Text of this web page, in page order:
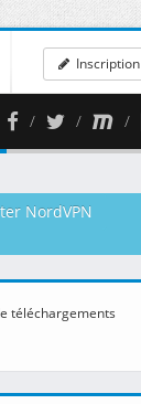
Inscription
NordVPN
téléchargements